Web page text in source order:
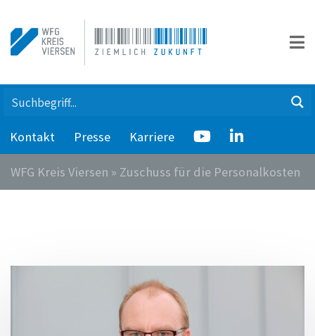
Kontakt Presse Karriere
WFG Kreis Viersen » Zuschuss für die Personalkosten